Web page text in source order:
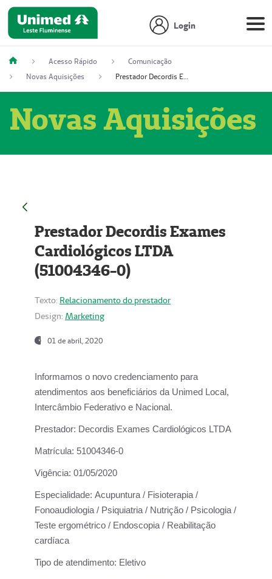
Login
Acesso Rápido
Comunicação
Novas Aquisições
Prestador Decordis Exames Cardiológicos LTDA (51004346-0)
Novas Aquisições
Prestador Decordis Exames
Cardiológicos LTDA
(51004346-0)
Texto: Relacionamento do prestador
Design: Marketing
01 de abril, 2020
Informamos o novo credenciamento para
atendimentos aos beneficiários da Unimed Local,
Intercâmbio Federativo e Nacional.
Prestador: Decordis Exames Cardiológicos LTDA
Matrícula: 51004346-0
Vigência: 01/05/2020
Especialidade: Acupuntura / Fisioterapia /
Fonoaudiologia / Psiquiatria / Nutrição / Psicologia /
Teste ergométrico / Endoscopia / Reabilitação
cardíaca
Tipo de atendimento: Eletivo